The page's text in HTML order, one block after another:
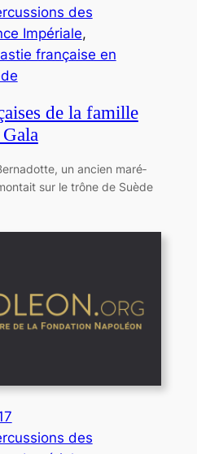
des
Impériale
française en
de la famille
un ancien maré­
sur le trône de Suède
des